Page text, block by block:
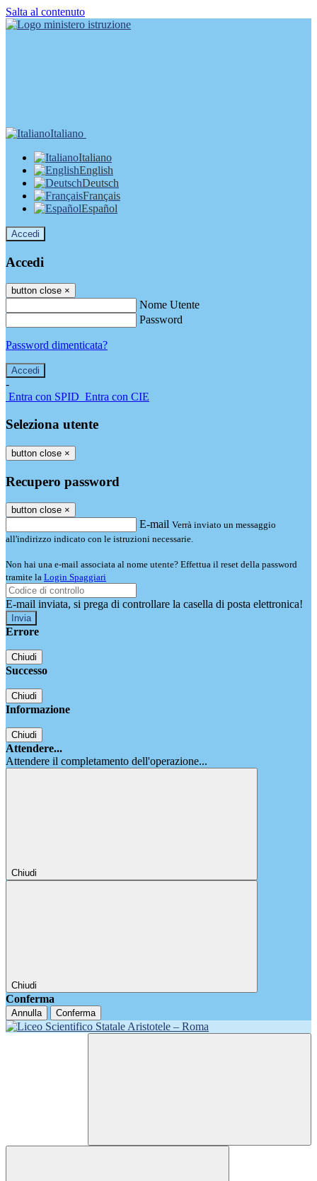
Salta al contenuto
Italiano
Italiano
English
Deutsch
Français
Español
Accedi
Accedi
button close ×
Nome Utente
Password
Password dimenticata?
-
Entra con SPID Entra con CIE
Seleziona utente
button close ×
Recupero password
button close ×
E-mail Verrà inviato un messaggio
all'indirizzo indicato con le istruzioni necessarie.
Non hai una e-mail associata al nome utente? Effettua il reset della password
tramite la Login Spaggiari
E-mail inviata, si prega di controllare la casella di posta elettronica!
Errore
Chiudi
Successo
Chiudi
Informazione
Chiudi
Attendere...
Attendere il completamento dell'operazione...
Chiudi
Chiudi
Conferma
Annulla Conferma